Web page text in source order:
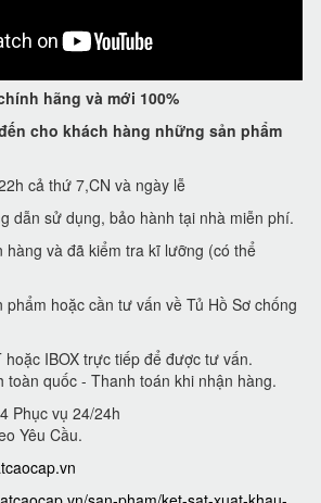
hãng và mới 100%
cho khách hàng những sản phẩm
cả thứ 7,CN và ngày lễ
dẫn sử dụng, bảo hành tại nhà miễn phí.
hàng và đã kiểm tra kĩ lưỡng (có thể
phẩm hoặc cần tư vấn về Tủ Hồ Sơ chống
IBOX trực tiếp để được tư vấn.
toàn quốc - Thanh toán khi nhận hàng.
Phục vụ 24/24h
Yêu Cầu.